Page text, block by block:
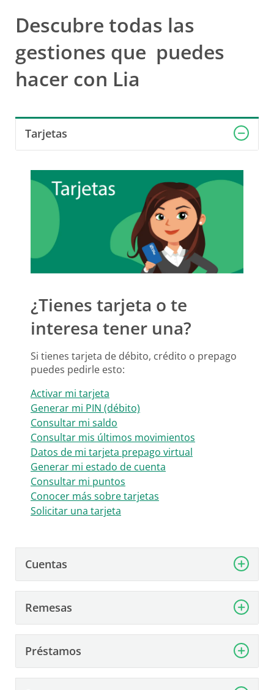
Descubre todas las
gestiones que puedes
hacer con Lia
Tarjetas
¿Tienes tarjeta o te
interesa tener una?
Si tienes tarjeta de débito, crédito o prepago
puedes pedirle esto:
Activar mi tarjeta
Generar mi PIN (débito)
Consultar mi saldo
Consultar mis últimos movimientos
Datos de mi tarjeta prepago virtual
Generar mi estado de cuenta
Consultar mi puntos
Conocer más sobre tarjetas
Solicitar una tarjeta
Cuentas
Remesas
Préstamos